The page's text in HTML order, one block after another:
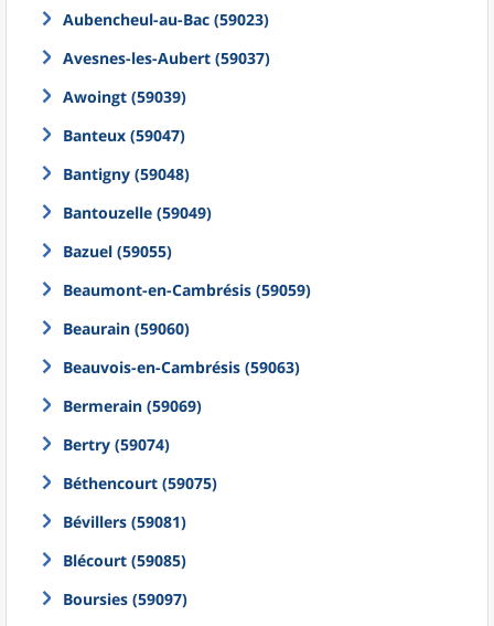
Aubencheul-au-Bac (59023)
Avesnes-les-Aubert (59037)
Awoingt (59039)
Banteux (59047)
Bantigny (59048)
Bantouzelle (59049)
Bazuel (59055)
Beaumont-en-Cambrésis (59059)
Beaurain (59060)
Beauvois-en-Cambrésis (59063)
Bermerain (59069)
Bertry (59074)
Béthencourt (59075)
Bévillers (59081)
Blécourt (59085)
Boursies (59097)